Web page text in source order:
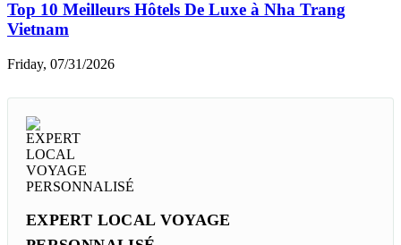
Top 10 Meilleurs Hôtels De Luxe à Nha Trang
Vietnam
Friday, 07/31/2026
EXPERT LOCAL VOYAGE